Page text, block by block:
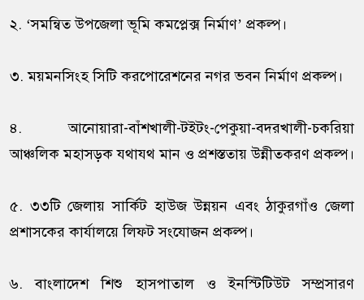
২. ‘সমন্বিত উপজেলা ভূমি কমপ্লেক্স নির্মাণ’ প্রকল্প।
৩. ময়মনসিংহ সিটি করপোরেশনের নগর ভবন নির্মাণ প্রকল্প।
৪. আনোয়ারা-বাঁশখালী-টইটং-পেকুয়া-বদরখালী-চকরিয়া
আঞ্চলিক মহাসড়ক যথাযথ মান ও প্রশস্ততায় উন্নীতকরণ প্রকল্প।
৫. ৩৩টি জেলায় সার্কিট হাউজ উন্নয়ন এবং ঠাকুরগাঁও জেলা
প্রশাসকের কার্যালয়ে লিফট সংযোজন প্রকল্প।
৬. বাংলাদেশ শিশু হাসপাতাল ও ইনস্টিটিউট সম্প্রসারণ